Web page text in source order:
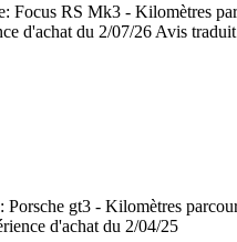
Focus RS Mk3 - Kilomètres
d'achat du 2/07/26 Avis
gt3 - Kilomètres
d'achat du 2/04/25